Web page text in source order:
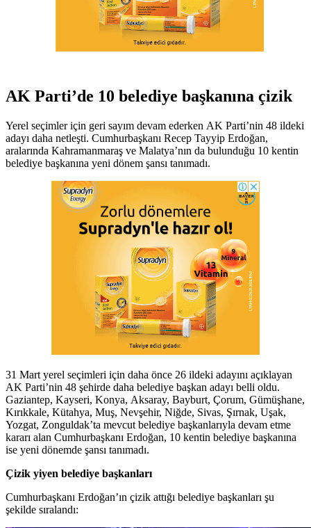
AK Parti’de 10 belediye başkanına çizik
Yerel seçimler için geri sayım devam ederken AK Parti’nin 48 ildeki
adayı daha netleşti. Cumhurbaşkanı Recep Tayyip Erdoğan,
aralarında Kahramanmaraş ve Malatya’nın da bulunduğu 10 kentin
belediye başkanına yeni dönem şansı tanımadı.
31 Mart yerel seçimleri için daha önce 26 ildeki adayını açıklayan
AK Parti’nin 48 şehirde daha belediye başkan adayı belli oldu.
Gaziantep, Kayseri, Konya, Aksaray, Bayburt, Çorum, Gümüşhane,
Kırıkkale, Kütahya, Muş, Nevşehir, Niğde, Sivas, Şırnak, Uşak,
Yozgat, Zonguldak’ta mevcut belediye başkanlarıyla devam etme
kararı alan Cumhurbaşkanı Erdoğan, 10 kentin belediye başkanına
ise yeni dönemde şansı tanımadı.
Çizik yiyen belediye başkanları
Cumhurbaşkanı Erdoğan’ın çizik attığı belediye başkanları şu
şekilde sıralandı: